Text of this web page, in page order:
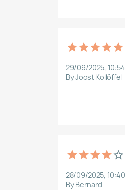
29/09/2025, 10:54
By Joost Kollöffel
28/09/2025, 10:40
By Bernard